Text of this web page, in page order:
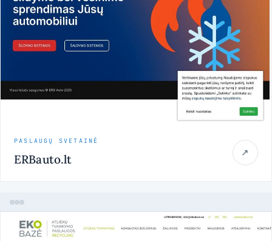
PASLAUGŲ SVETAINĖ
ERBauto.lt ↗